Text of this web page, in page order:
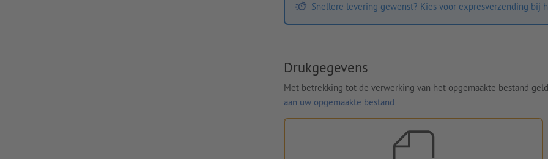
Snellere levering gewenst? Kies voor expresverzending bij
Drukgegevens
Met betrekking tot de verwerking van het opgemaakte bestand
aan uw opgemaakte bestand